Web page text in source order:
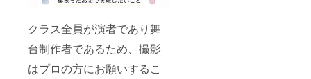
クラス全員が演者であり舞
台制作者であるため、撮影
はプロの方にお願いするこ